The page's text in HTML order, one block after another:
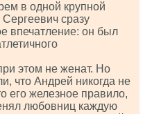
в одной крупной
сразу
впечатление: он был
этом не женат. Но
что Андрей никогда не
его железное правило,
любовниц каждую